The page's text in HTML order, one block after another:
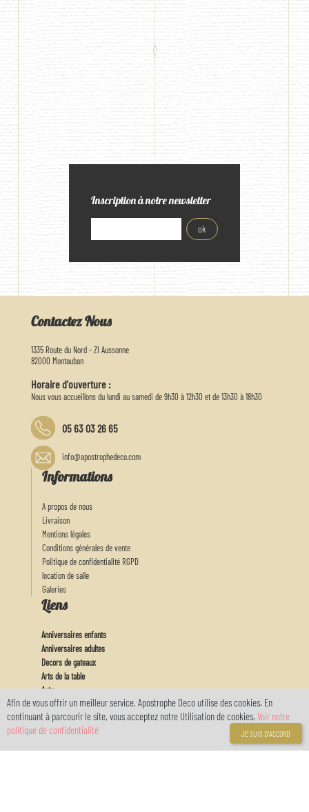
Inscription à notre newsletter
Contactez Nous
1335 Route du Nord - ZI Aussonne
82000 Montauban
Horaire d'ouverture :
Nous vous accueillons du lundi au samedi de 9h30 à 12h30 et de 13h30 à 18h30
05 63 03 26 65
info@apostrophedeco.com
Informations
A propos de nous
Livraison
Mentions légales
Conditions générales de vente
Politique de confidentialité RGPD
location de salle
Galeries
Liens
Anniversaires enfants
Anniversaires adultes
Decors de gateaux
Arts de la table
Actu
Feux d'artifices
Baby
Mon Compte
Afin de vous offrir un meilleur service, Apostrophe Deco utilise des cookies. En
continuant à parcourir le site, vous acceptez notre Utilisation de cookies. Voir notre
politique de confidentialité
JE SUIS D'ACCORD